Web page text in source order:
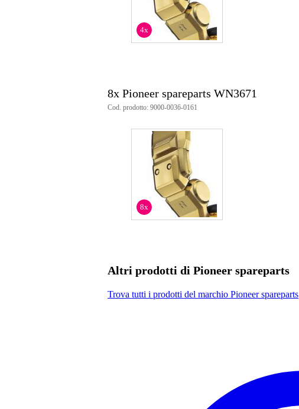
4x
8x Pioneer spareparts WN3671
Cod. prodotto: 9000-0036-0161
8x
Altri prodotti di Pioneer spareparts
Trova tutti i prodotti del marchio Pioneer spareparts